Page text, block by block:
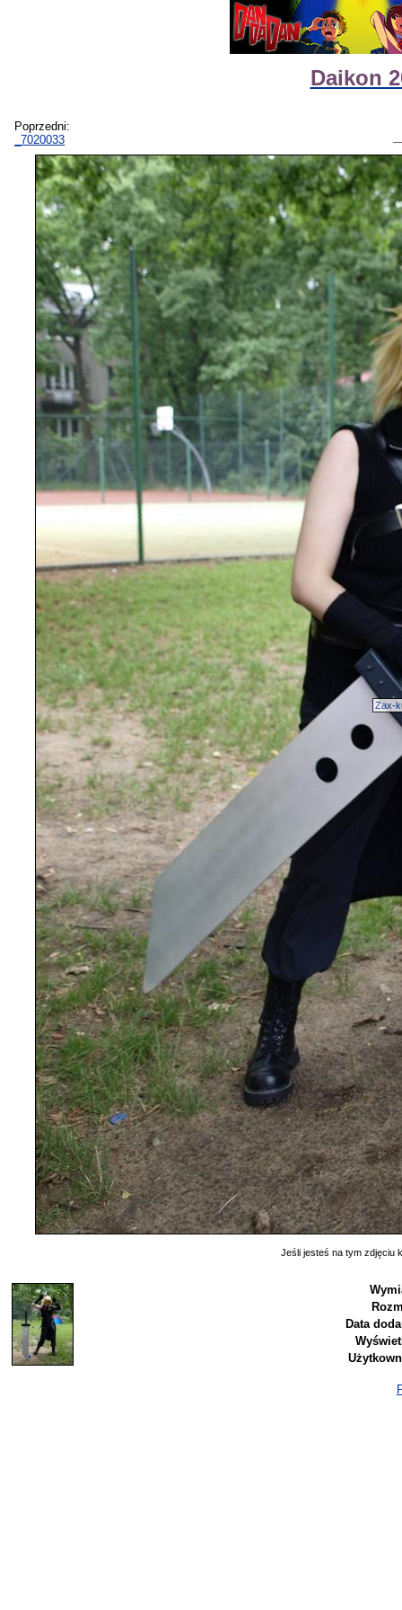
Daikon
Poprzedni:
_7020033
Zax-
Jeśli jesteś na tym zdjęciu
Data